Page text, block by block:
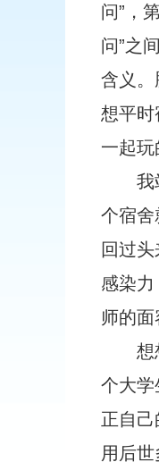
问”，
问”之
含义。
想平时
一起玩
我
个宿舍
回过
感染
师的
想
个大学
正自
用后